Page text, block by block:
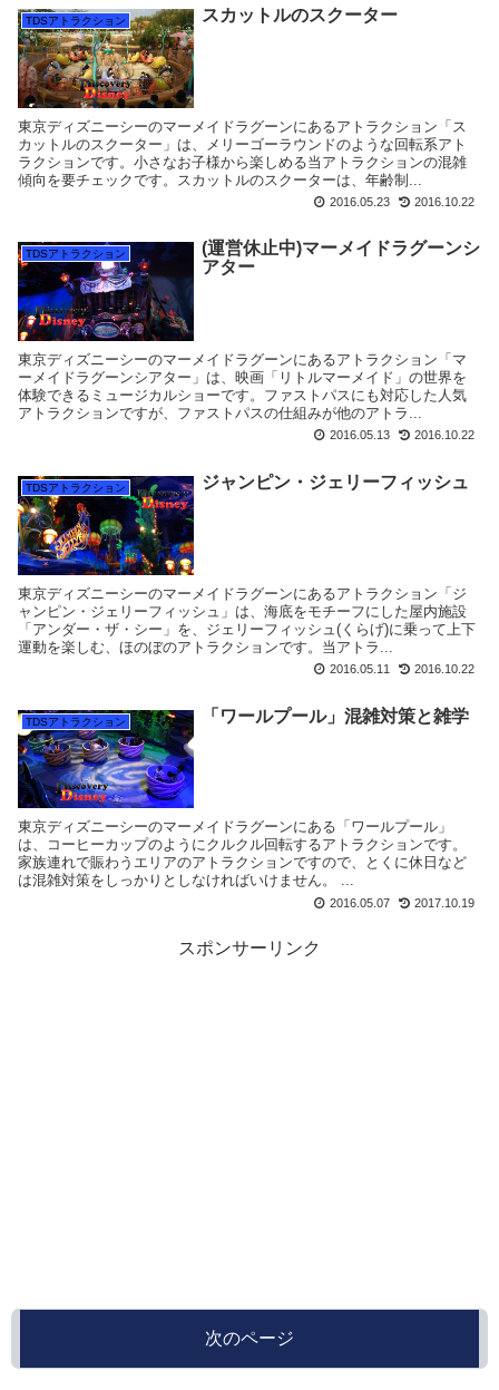
TDSアトラクション スカットルのスクーター
東京ディズニーシーのマーメイドラグーンにあるアトラクション「ス
カットルのスクーター」は、メリーゴーラウンドのような回転系アト
ラクションです。小さなお子様から楽しめる当アトラクションの混雑
傾向を要チェックです。スカットルのスクーターは、年齢制...
2016.05.23 2016.10.22
TDSアトラクション
(運営休止中)マーメイドラグーンシ
アター
東京ディズニーシーのマーメイドラグーンにあるアトラクション「マ
ーメイドラグーンシアター」は、映画「リトルマーメイド」の世界を
体験できるミュージカルショーです。ファストパスにも対応した人気
アトラクションですが、ファストパスの仕組みが他のアトラ...
2016.05.13 2016.10.22
TDSアトラクション ジャンピン・ジェリーフィッシュ
東京ディズニーシーのマーメイドラグーンにあるアトラクション「ジ
ャンピン・ジェリーフィッシュ」は、海底をモチーフにした屋内施設
「アンダー・ザ・シー」を、ジェリーフィッシュ(くらげ)に乗って上下
運動を楽しむ、ほのぼのアトラクションです。当アトラ...
2016.05.11 2016.10.22
TDSアトラクション 「ワールプール」混雑対策と雑学
東京ディズニーシーのマーメイドラグーンにある「ワールプール」
は、コーヒーカップのようにクルクル回転するアトラクションです。
家族連れで賑わうエリアのアトラクションですので、とくに休日など
は混雑対策をしっかりとしなければいけません。 ...
2016.05.07 2017.10.19
スポンサーリンク
次のページ